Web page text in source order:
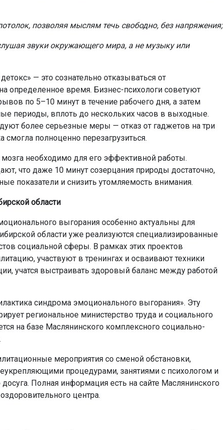
позволяя мыслям течь свободно, без напряжения;
звуки окружающего мира, а не музыку или
— это сознательно отказываться от
определенное время. Бизнес-психологи советуют
по 5–10 минут в течение рабочего дня, а затем
периоды, вплоть до нескольких часов в выходные.
более серьезные меры — отказ от гаджетов на три
смогла полноценно перезагрузиться.
необходимо для его эффективной работы.
что даже 10 минут созерцания природы достаточно,
показатели и снизить утомляемость внимания.
области
выгорания особенно актуальны для
области уже реализуются специализированные
социальной сферы. В рамках этих проектов
участвуют в тренингах и осваивают техники
учатся выстраивать здоровый баланс между работой
синдрома эмоционального выгорания». Эту
региональное министерство труда и социального
на базе Маслянинского комплексного социально-
мероприятия со сменой обстановки,
процедурами, занятиями с психологом и
Полная информация есть на сайте Маслянинского
центра.